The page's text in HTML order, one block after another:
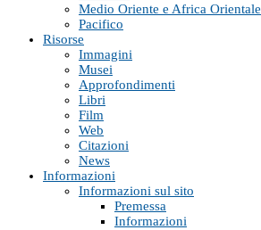
Medio Oriente e Africa Orientale
Pacifico
Risorse
Immagini
Musei
Approfondimenti
Libri
Film
Web
Citazioni
News
Informazioni
Informazioni sul sito
Premessa
Informazioni